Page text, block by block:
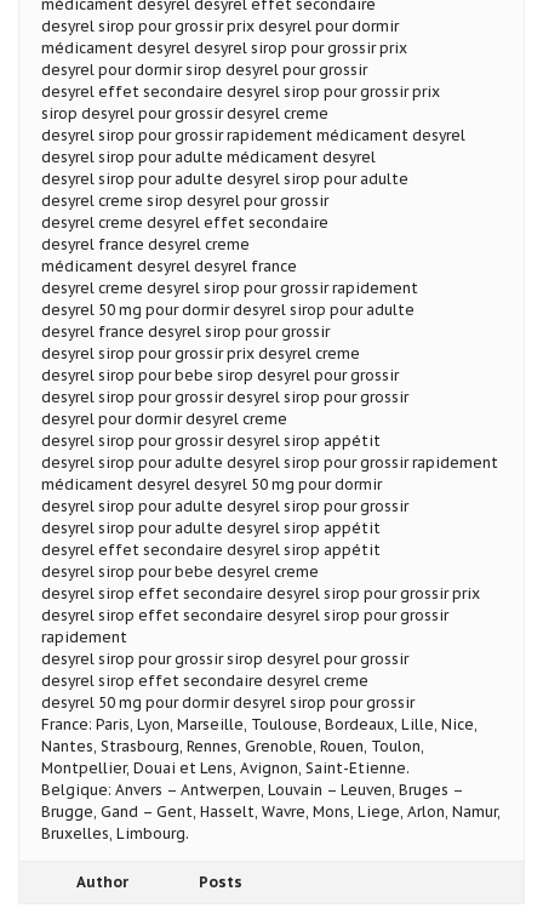
médicament desyrel desyrel effet secondaire
desyrel sirop pour grossir prix desyrel pour dormir
médicament desyrel desyrel sirop pour grossir prix
desyrel pour dormir sirop desyrel pour grossir
desyrel effet secondaire desyrel sirop pour grossir prix
sirop desyrel pour grossir desyrel creme
desyrel sirop pour grossir rapidement médicament desyrel
desyrel sirop pour adulte médicament desyrel
desyrel sirop pour adulte desyrel sirop pour adulte
desyrel creme sirop desyrel pour grossir
desyrel creme desyrel effet secondaire
desyrel france desyrel creme
médicament desyrel desyrel france
desyrel creme desyrel sirop pour grossir rapidement
desyrel 50 mg pour dormir desyrel sirop pour adulte
desyrel france desyrel sirop pour grossir
desyrel sirop pour grossir prix desyrel creme
desyrel sirop pour bebe sirop desyrel pour grossir
desyrel sirop pour grossir desyrel sirop pour grossir
desyrel pour dormir desyrel creme
desyrel sirop pour grossir desyrel sirop appétit
desyrel sirop pour adulte desyrel sirop pour grossir rapidement
médicament desyrel desyrel 50 mg pour dormir
desyrel sirop pour adulte desyrel sirop pour grossir
desyrel sirop pour adulte desyrel sirop appétit
desyrel effet secondaire desyrel sirop appétit
desyrel sirop pour bebe desyrel creme
desyrel sirop effet secondaire desyrel sirop pour grossir prix
desyrel sirop effet secondaire desyrel sirop pour grossir
rapidement
desyrel sirop pour grossir sirop desyrel pour grossir
desyrel sirop effet secondaire desyrel creme
desyrel 50 mg pour dormir desyrel sirop pour grossir
France: Paris, Lyon, Marseille, Toulouse, Bordeaux, Lille, Nice,
Nantes, Strasbourg, Rennes, Grenoble, Rouen, Toulon,
Montpellier, Douai et Lens, Avignon, Saint-Etienne.
Belgique: Anvers – Antwerpen, Louvain – Leuven, Bruges –
Brugge, Gand – Gent, Hasselt, Wavre, Mons, Liege, Arlon, Namur,
Bruxelles, Limbourg.
Author Posts